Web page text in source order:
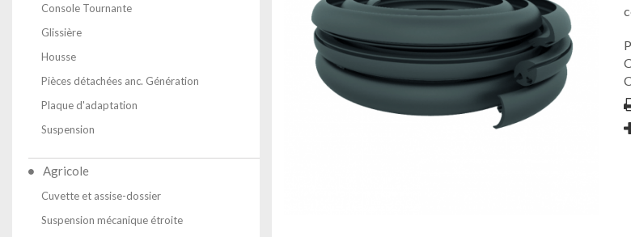
Console Tournante
Glissière
Housse
Pièces détachées anc. Génération
Plaque d'adaptation
Suspension
Agricole
Cuvette et assise-dossier
Suspension mécanique étroite